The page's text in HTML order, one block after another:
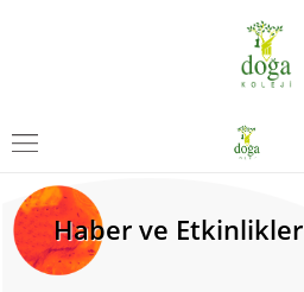
Haber ve Etkinlikler